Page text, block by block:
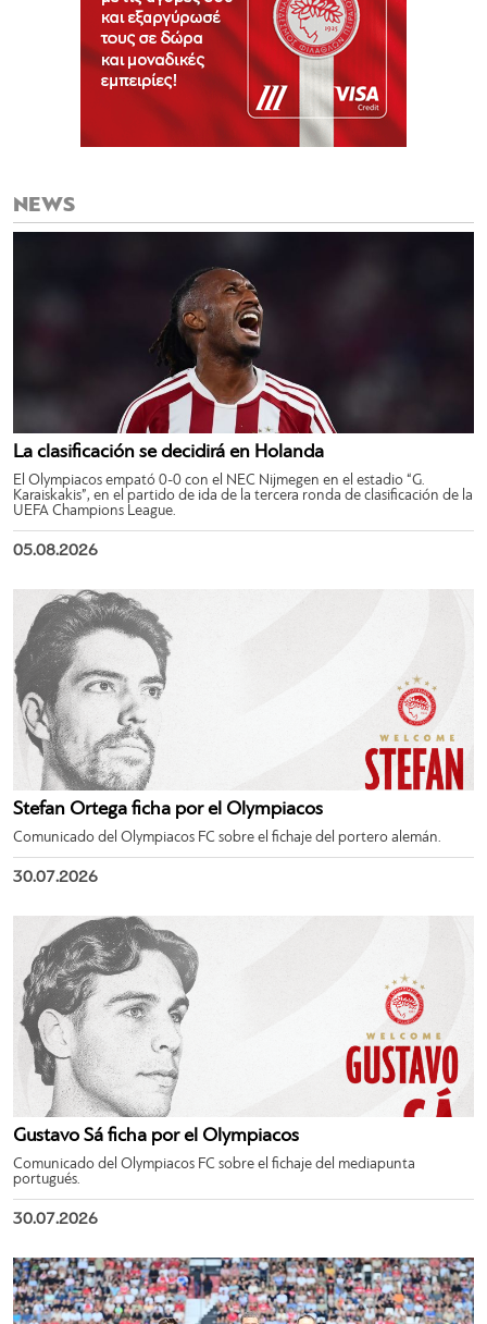
NEWS
La clasificación se decidirá en Holanda
El Olympiacos empató 0-0 con el NEC Nijmegen en el estadio “G.
Karaiskakis”, en el partido de ida de la tercera ronda de clasificación de la
UEFA Champions League.
05.08.2026
Stefan Ortega ficha por el Olympiacos
Comunicado del Olympiacos FC sobre el fichaje del portero alemán.
30.07.2026
Gustavo Sá ficha por el Olympiacos
Comunicado del Olympiacos FC sobre el fichaje del mediapunta
portugués.
30.07.2026